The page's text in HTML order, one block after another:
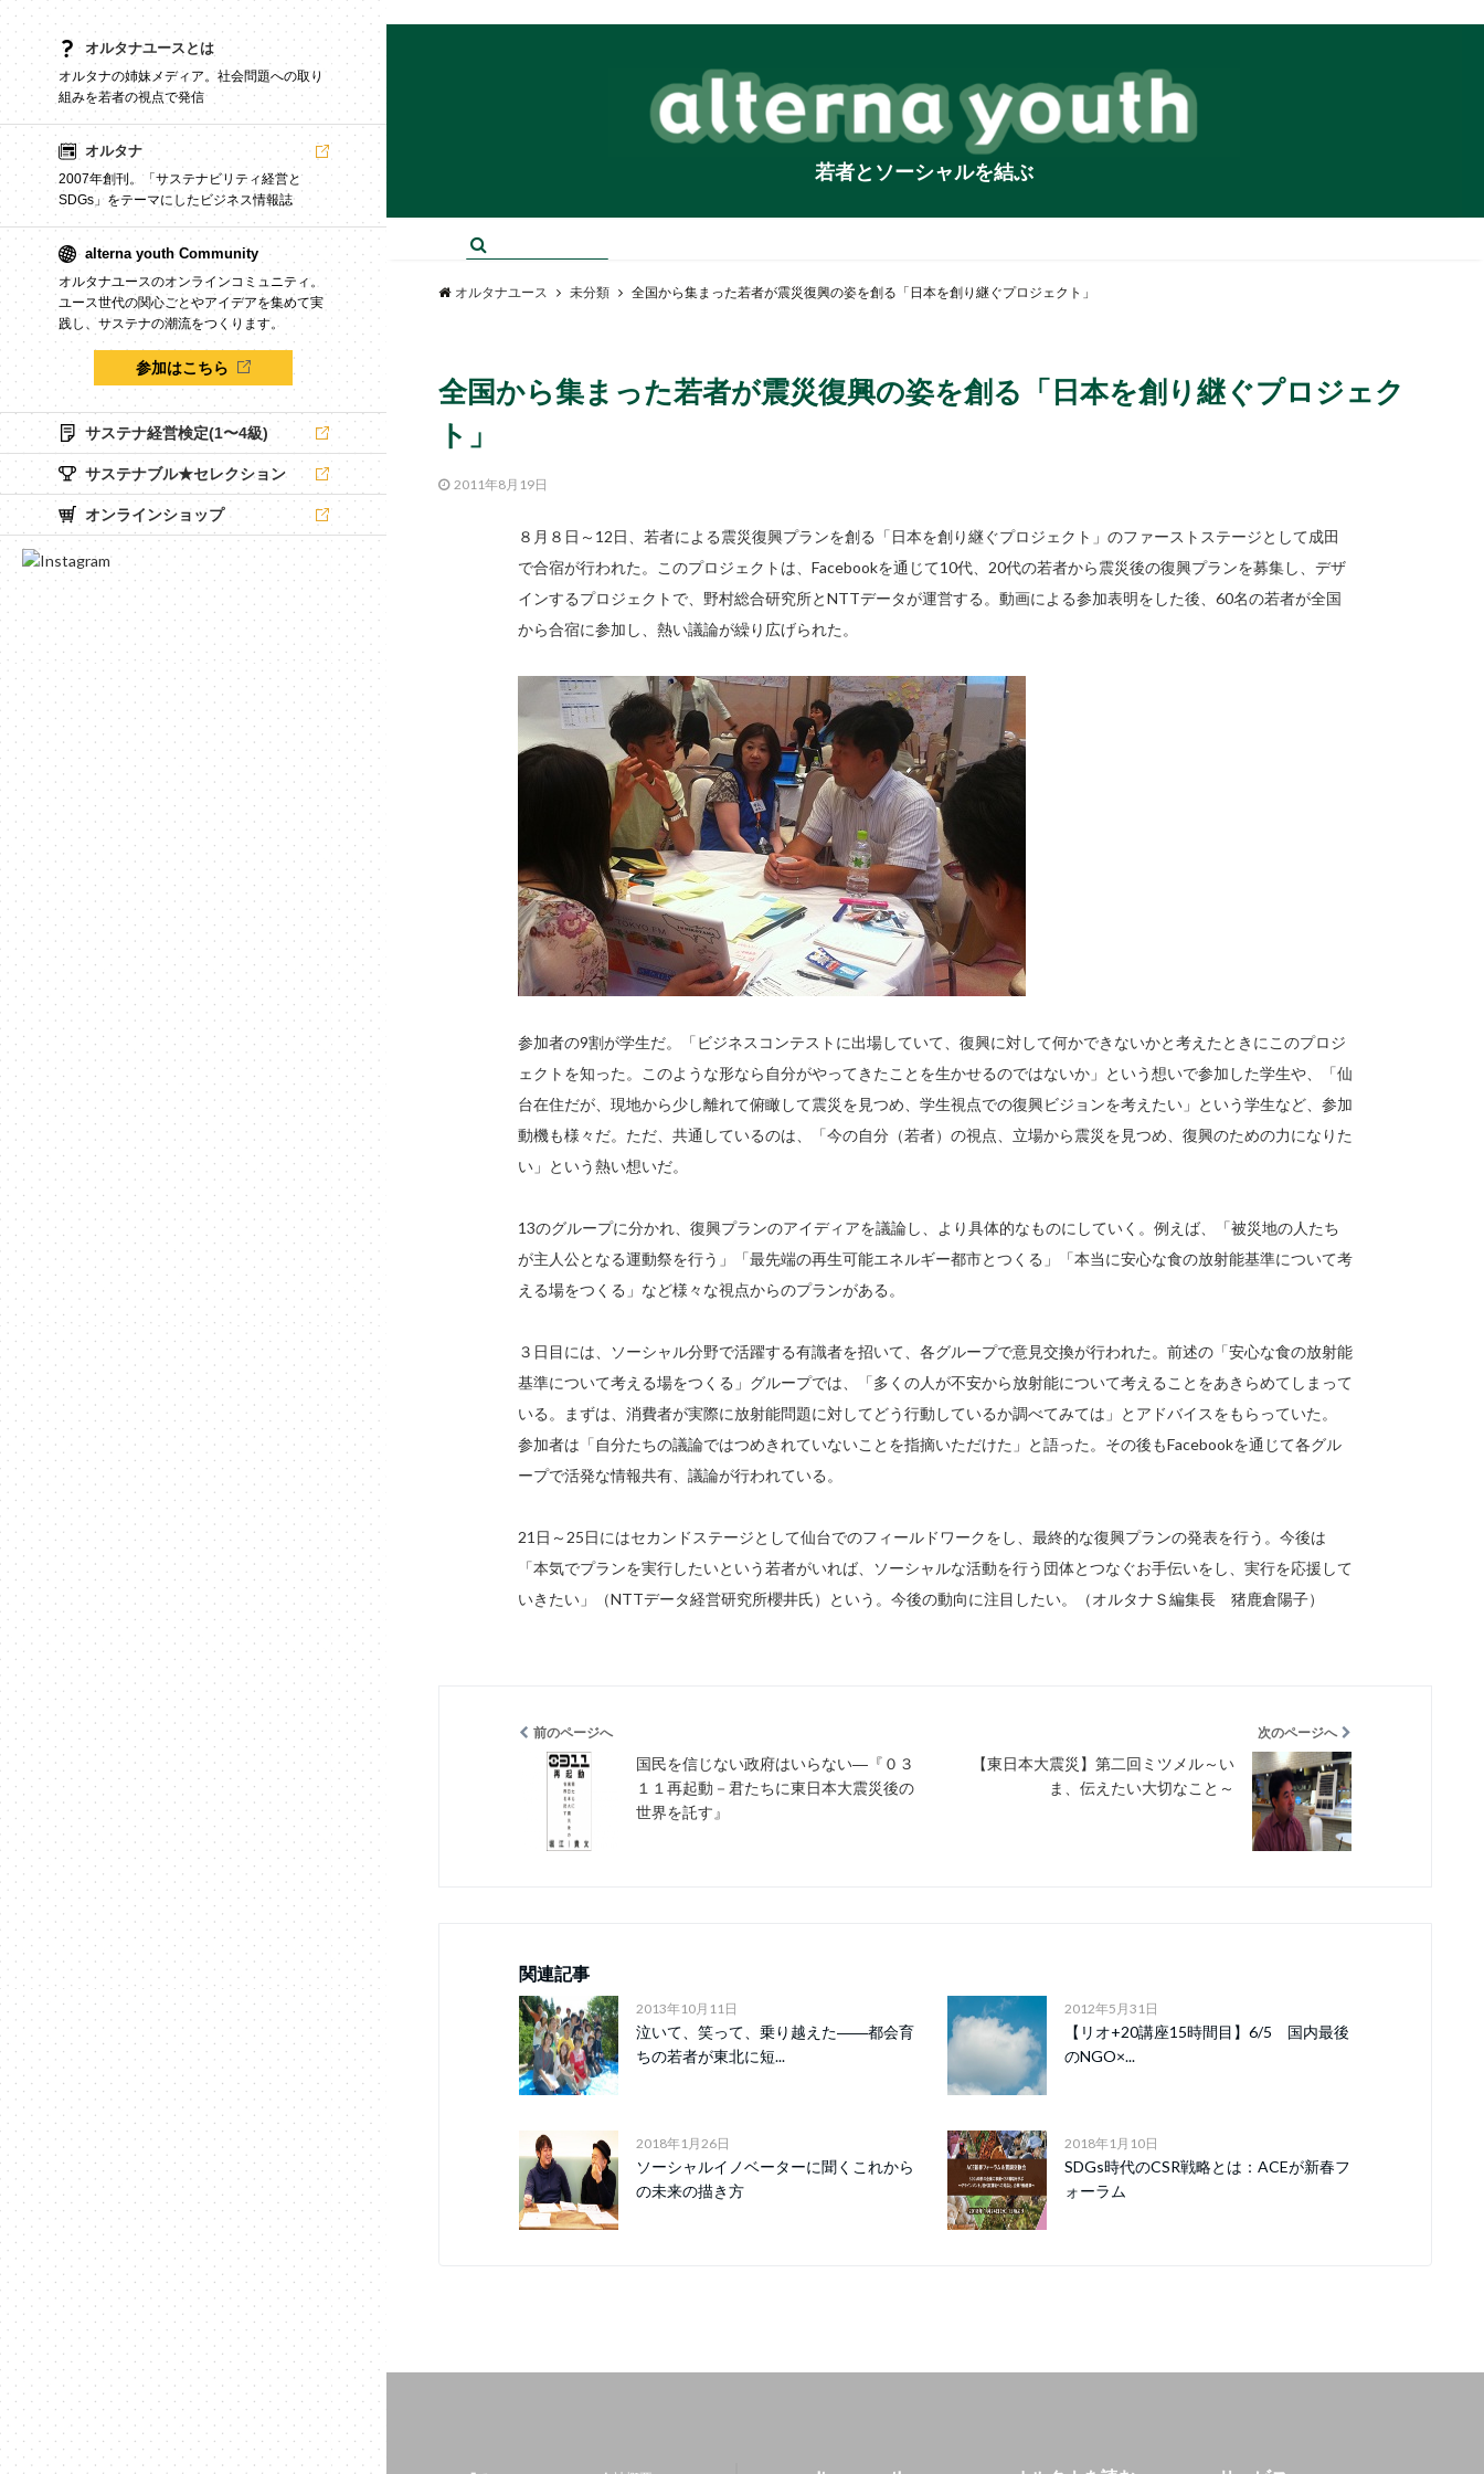
オルタナユースとは
オルタナの姉妹メディア。社会問題への取り
組みを若者の視点で発信
オルタナ
2007年創刊。「サステナビリティ経営と
SDGs」をテーマにしたビジネス情報誌
alterna youth Community
オルタナユースのオンラインコミュニティ。
ユース世代の関心ごとやアイデアを集めて実
践し、サステナの潮流をつくります。
参加はこちら
サステナ経営検定(1〜4級)
サステナブル★セレクション
オンラインショップ
若者とソーシャルを結ぶ
オルタナユース 未分類 全国から集まった若者が震災復興の姿を創る「日本を創り継ぐプロジェクト」
全国から集まった若者が震災復興の姿を創る「日本を創り継ぐプロジェク
ト」
2011年8月19日
８月８日～12日、若者による震災復興プランを創る「日本を創り継ぐプロジェクト」のファーストステージとして成田
で合宿が行われた。このプロジェクトは、Facebookを通じて10代、20代の若者から震災後の復興プランを募集し、デザ
インするプロジェクトで、野村総合研究所とNTTデータが運営する。動画による参加表明をした後、60名の若者が全国
から合宿に参加し、熱い議論が繰り広げられた。
参加者の9割が学生だ。「ビジネスコンテストに出場していて、復興に対して何かできないかと考えたときにこのプロジ
ェクトを知った。このような形なら自分がやってきたことを生かせるのではないか」という想いで参加した学生や、「仙
台在住だが、現地から少し離れて俯瞰して震災を見つめ、学生視点での復興ビジョンを考えたい」という学生など、参加
動機も様々だ。ただ、共通しているのは、「今の自分（若者）の視点、立場から震災を見つめ、復興のための力になりた
い」という熱い想いだ。
13のグループに分かれ、復興プランのアイディアを議論し、より具体的なものにしていく。例えば、「被災地の人たち
が主人公となる運動祭を行う」「最先端の再生可能エネルギー都市とつくる」「本当に安心な食の放射能基準について考
える場をつくる」など様々な視点からのプランがある。
３日目には、ソーシャル分野で活躍する有識者を招いて、各グループで意見交換が行われた。前述の「安心な食の放射能
基準について考える場をつくる」グループでは、「多くの人が不安から放射能について考えることをあきらめてしまって
いる。まずは、消費者が実際に放射能問題に対してどう行動しているか調べてみては」とアドバイスをもらっていた。
参加者は「自分たちの議論ではつめきれていないことを指摘いただけた」と語った。その後もFacebookを通じて各グル
ープで活発な情報共有、議論が行われている。
21日～25日にはセカンドステージとして仙台でのフィールドワークをし、最終的な復興プランの発表を行う。今後は
「本気でプランを実行したいという若者がいれば、ソーシャルな活動を行う団体とつなぐお手伝いをし、実行を応援して
いきたい」（NTTデータ経営研究所櫻井氏）という。今後の動向に注目したい。（オルタナＳ編集長 猪鹿倉陽子）
前のページへ
国民を信じない政府はいらない―『０３
１１再起動－君たちに東日本大震災後の
世界を託す』
次のページへ
【東日本大震災】第二回ミツメル～い
ま、伝えたい大切なこと～
関連記事
2013年10月11日
泣いて、笑って、乗り越えた――都会育
ちの若者が東北に短...
2012年5月31日
【リオ+20講座15時間目】6/5 国内最後
のNGO×...
2018年1月26日
ソーシャルイノベーターに聞くこれから
の未来の描き方
2018年1月10日
SDGs時代のCSR戦略とは：ACEが新春フ
ォーラム